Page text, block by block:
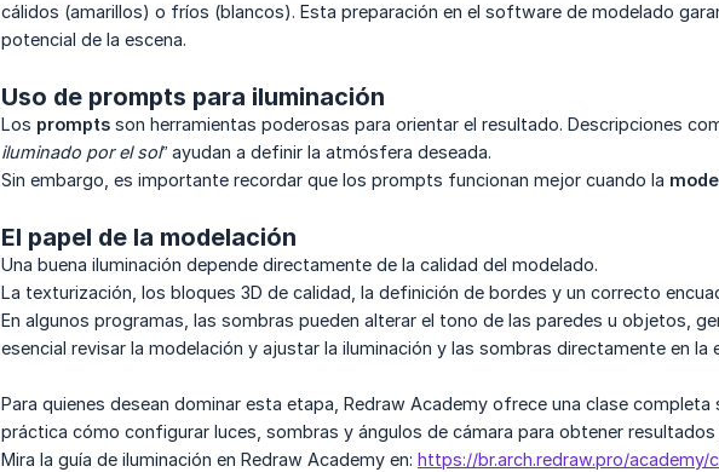
cálidos (amarillos) o fríos (blancos). Esta preparación en el software de modelado
potencial de la escena.
Uso de prompts para iluminación
Los prompts son herramientas poderosas para orientar el resultado. Descripciones
iluminado por el sol” ayudan a definir la atmósfera deseada.
Sin embargo, es importante recordar que los prompts funcionan mejor cuando la
El papel de la modelación
Una buena iluminación depende directamente de la calidad del modelado.
La texturización, los bloques 3D de calidad, la definición de bordes y un correcto
En algunos programas, las sombras pueden alterar el tono de las paredes u objetos,
esencial revisar la modelación y ajustar la iluminación y las sombras directamente en la
Para quienes desean dominar esta etapa, Redraw Academy ofrece una clase
práctica cómo configurar luces, sombras y ángulos de cámara para obtener
Mira la guía de iluminación en Redraw Academy en: https://br.arch.redraw.pro/academy/